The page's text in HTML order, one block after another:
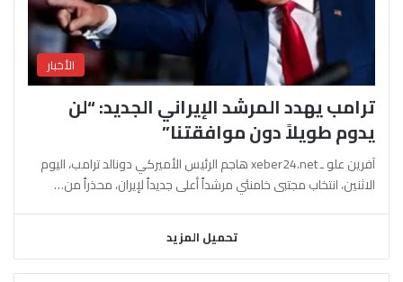
الأخبار
ترامب يهدد المرشد الإيراني الجديد: “لن
يدوم طويلاً دون موافقتنا”
آفرين علو ـ xeber24.net هاجم الرئيس الأميركي دونالد ترامب، اليوم
الاثنين، انتخاب مجتبى خامنئي مرشداً أعلى جديداً لإيران، محذراً من…
تحميل المزيد